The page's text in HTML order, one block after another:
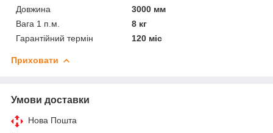
Довжина
3000 мм
Вага 1 п.м.
8 кг
Гарантійний термін
120 міс
Приховати
Умови доставки
Нова Пошта